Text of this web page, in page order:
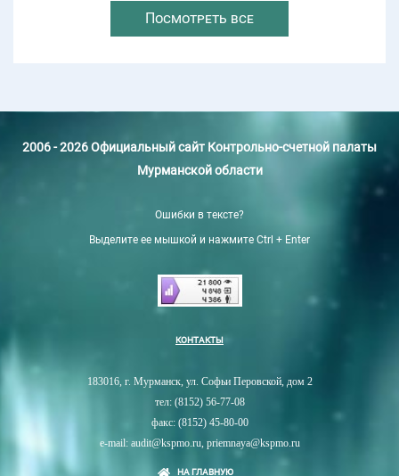
Посмотреть все
2006 - 2026 Официальный сайт Контрольно-счетной палаты
Мурманской области
Ошибки в тексте?
Выделите ее мышкой и нажмите Ctrl + Enter
КОНТАКТЫ
183016, г. Мурманск, ул. Софьи Перовской, дом 2
тел: (8152) 56-77-08
факс: (8152) 45-80-00
e-mail: audit@kspmo.ru, priemnaya@kspmo.ru
НА ГЛАВНУЮ